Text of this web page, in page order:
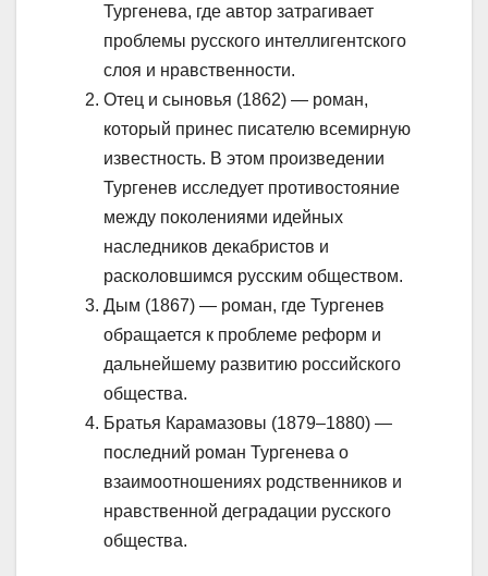
Тургенева, где автор затрагивает
проблемы русского интеллигентского
слоя и нравственности.
Отец и сыновья (1862) — роман,
который принес писателю всемирную
известность. В этом произведении
Тургенев исследует противостояние
между поколениями идейных
наследников декабристов и
расколовшимся русским обществом.
Дым (1867) — роман, где Тургенев
обращается к проблеме реформ и
дальнейшему развитию российского
общества.
Братья Карамазовы (1879–1880) —
последний роман Тургенева о
взаимоотношениях родственников и
нравственной деградации русского
общества.